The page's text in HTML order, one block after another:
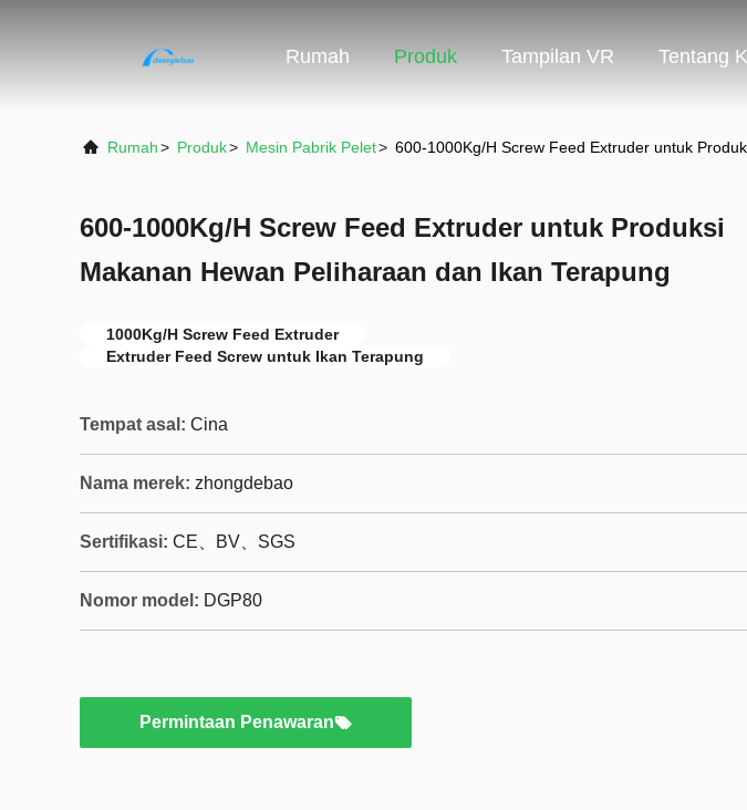
Rumah Produk Tampilan VR Tentang
Rumah> Produk> Mesin Pabrik Pelet> 600-1000Kg/H Screw Feed Extruder untuk
600-1000Kg/H Screw Feed Extruder untuk Produksi
Makanan Hewan Peliharaan dan Ikan Terapung
1000Kg/H Screw Feed Extruder
Extruder Feed Screw untuk Ikan Terapung
Tempat asal: Cina
Nama merek: zhongdebao
Sertifikasi: CE、BV、SGS
Nomor model: DGP80
Permintaan Penawaran